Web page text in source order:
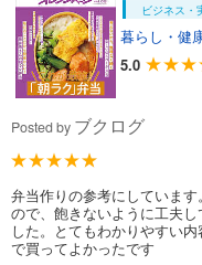
ビジネス・
暮らし・健
5.0
Posted by ブクログ
弁当作りの参考にしていま
ので、飽きないように工夫
した。とてもわかりやすい
で買ってよかったです